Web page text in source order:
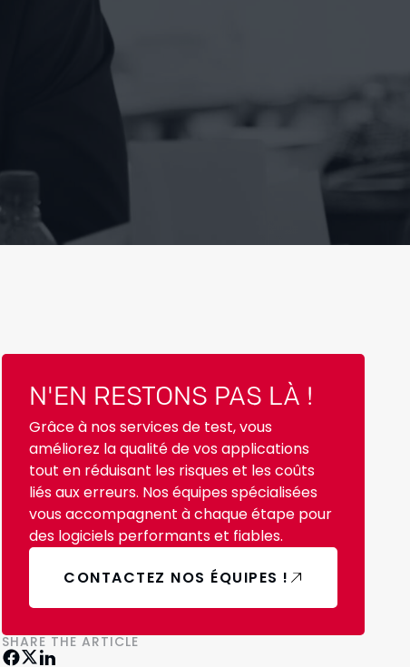
N'EN RESTONS PAS LÀ !
Grâce à nos services de test, vous
améliorez la qualité de vos applications
tout en réduisant les risques et les coûts
liés aux erreurs. Nos équipes spécialisées
vous accompagnent à chaque étape pour
des logiciels performants et fiables.
CONTACTEZ NOS ÉQUIPES !
SHARE THE ARTICLE